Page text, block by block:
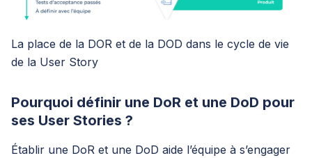
La place de la DOR et de la DOD dans le cycle de vie
de la User Story
Pourquoi définir une DoR et une DoD pour
ses User Stories ?
Établir une DoR et une DoD aide l’équipe à s’engager